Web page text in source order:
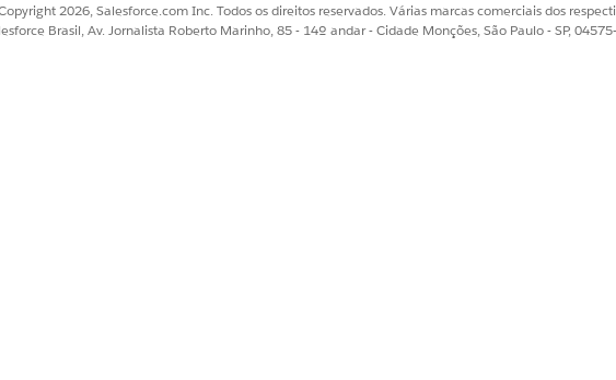
incluem IDs de registro, IDs geográficos e Locais.
2026, Salesforce.com Inc. Todos os direitos reservados. Várias marcas comerciais dos
Brasil, Av. Jornalista Roberto Marinho, 85 - 14º andar - Cidade Monções, São Paulo - SP,